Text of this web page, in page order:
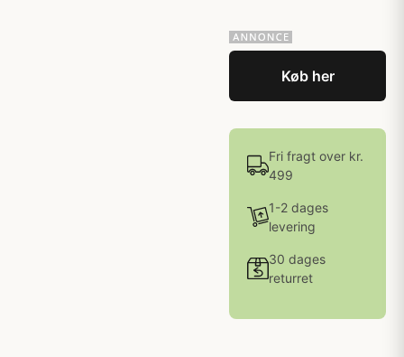
Køb her
Fri fragt over kr.
499
1-2 dages
levering
30 dages
returret